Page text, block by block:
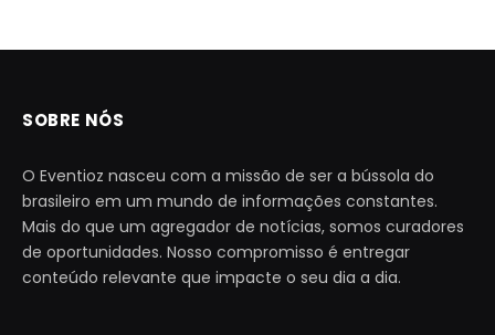
SOBRE NÓS
O Eventioz nasceu com a missão de ser a bússola do
brasileiro em um mundo de informações constantes.
Mais do que um agregador de notícias, somos curadores
de oportunidades. Nosso compromisso é entregar
conteúdo relevante que impacte o seu dia a dia.